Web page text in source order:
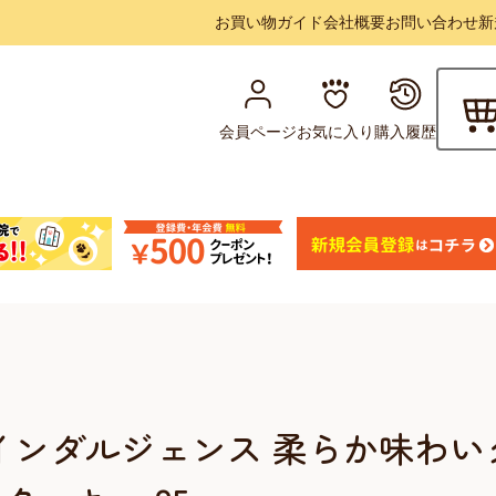
お買い物ガイド会社概要お問い合わせ
会員ページお気に入り購入履歴
ンダルジェンス 柔らか味わ